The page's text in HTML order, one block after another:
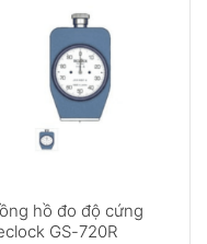
hồ đo độ cứng
GS-720R